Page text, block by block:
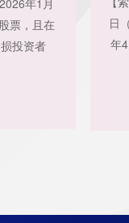
年1月
票，且在
投资者
日
年